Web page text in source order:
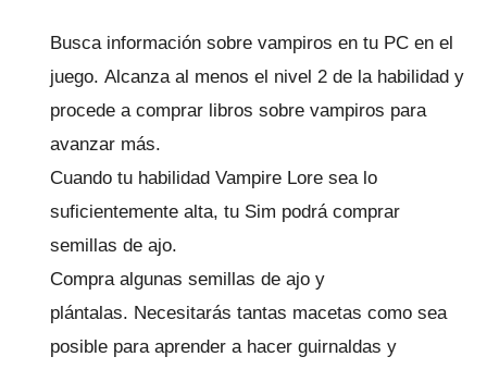
Busca información sobre vampiros en tu PC en el
juego. Alcanza al menos el nivel 2 de la habilidad y
procede a comprar libros sobre vampiros para
avanzar más.
Cuando tu habilidad Vampire Lore sea lo
suficientemente alta, tu Sim podrá comprar
semillas de ajo.
Compra algunas semillas de ajo y
plántalas. Necesitarás tantas macetas como sea
posible para aprender a hacer guirnaldas y